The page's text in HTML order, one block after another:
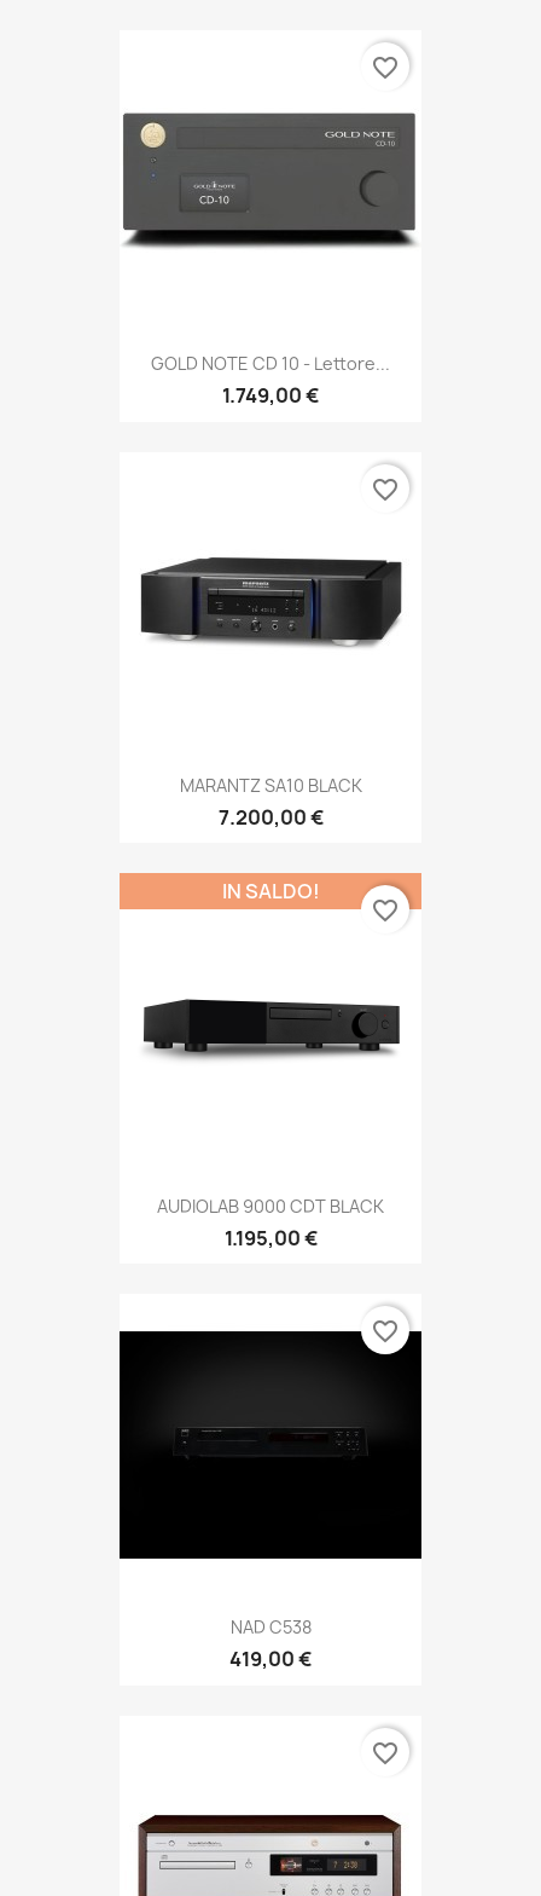
GOLD NOTE CD 10 - Lettore...
1.749,00 €
favorite_border
MARANTZ SA10 BLACK
7.200,00 €
favorite_border
AUDIOLAB 9000 CDT BLACK
1.195,00 €
IN SALDO!
favorite_border
NAD C538
419,00 €
favorite_border
favorite_border